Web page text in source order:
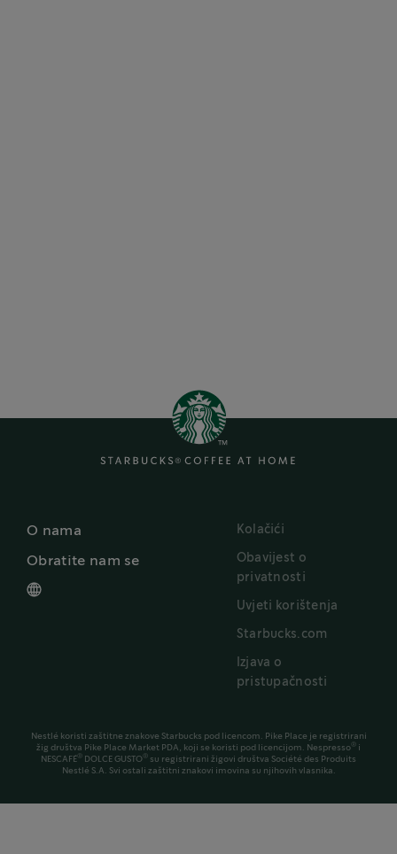
O nama
Obratite nam se
Kolačići
Obavijest o
privatnosti
Uvjeti korištenja
Starbucks.com
Izjava o
pristupačnosti
Nestlé koristi zaštitne znakove Starbucks pod licencom. Pike Place je registrirani
žig društva Pike Place Market PDA, koji se koristi pod licencijom. Nespresso® i
NESCAFÉ® DOLCE GUSTO® su registrirani žigovi društva Société des Produits
Nestlé S.A. Svi ostali zaštitni znakovi imovina su njihovih vlasnika.